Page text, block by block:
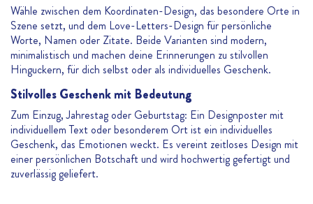
Wähle zwischen dem Koordinaten-Design, das besondere Orte in
Szene setzt, und dem Love-Letters-Design für persönliche
Worte, Namen oder Zitate. Beide Varianten sind modern,
minimalistisch und machen deine Erinnerungen zu stilvollen
Hinguckern, für dich selbst oder als individuelles Geschenk.
Stilvolles Geschenk mit Bedeutung
Zum Einzug, Jahrestag oder Geburtstag: Ein Designposter mit
individuellem Text oder besonderem Ort ist ein individuelles
Geschenk, das Emotionen weckt. Es vereint zeitloses Design mit
einer persönlichen Botschaft und wird hochwertig gefertigt und
zuverlässig geliefert.